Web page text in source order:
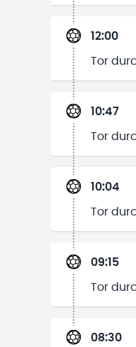
12:00
Tor
10:47
Tor
10:04
Tor
09:15
Tor
08:30